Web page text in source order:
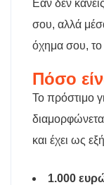
Εάν δεν
σου, αλλά
όχημα σου, το
Πόσο
Το πρόστιμο
και έχει ως
1.000